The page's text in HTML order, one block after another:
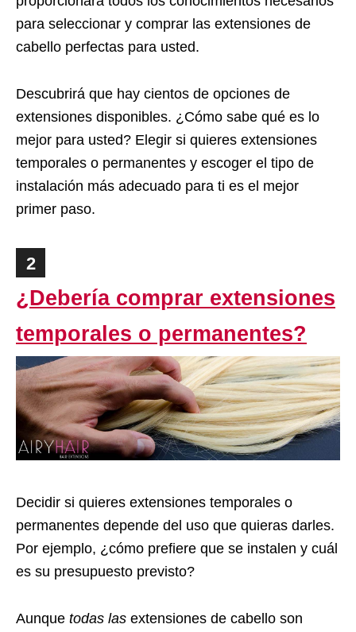
para seleccionar y comprar las extensiones de
cabello perfectas para usted.
Descubrirá que hay cientos de opciones de
extensiones disponibles. ¿Cómo sabe qué es lo
mejor para usted? Elegir si quieres extensiones
temporales o permanentes y escoger el tipo de
instalación más adecuado para ti es el mejor
primer paso.
2
¿Debería comprar extensiones
temporales o permanentes?
Decidir si quieres extensiones temporales o
permanentes depende del uso que quieras darles.
Por ejemplo, ¿cómo prefiere que se instalen y cuál
es su presupuesto previsto?
Aunque todas las extensiones de cabello son